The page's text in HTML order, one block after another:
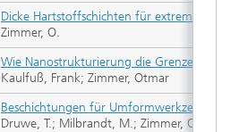
Dicke Hartstoffschichten für extreme
Zimmer, O.
Wie Nanostrukturierung die Grenzen der
Kaulfuß, Frank; Zimmer, Otmar
Beschichtungen für Umformwerkzeuge -
Druwe, T.; Milbrandt, M.; Zimmer, O.;